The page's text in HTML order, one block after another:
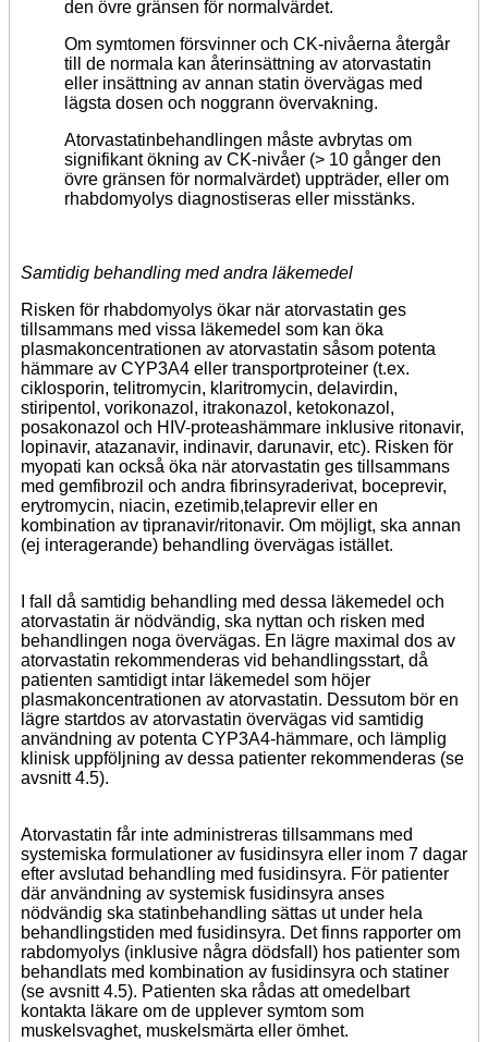
den övre gränsen för normalvärdet.
Om symtomen försvinner och CK-nivåerna återgår
till de normala kan återinsättning av atorvastatin
eller insättning av annan statin övervägas med
lägsta dosen och noggrann övervakning.
Atorvastatinbehandlingen måste avbrytas om
signifikant ökning av CK-nivåer (> 10 gånger den
övre gränsen för normalvärdet) uppträder, eller om
rhabdomyolys diagnostiseras eller misstänks.
Samtidig behandling med andra läkemedel
Risken för rhabdomyolys ökar när atorvastatin ges
tillsammans med vissa läkemedel som kan öka
plasmakoncentrationen av atorvastatin såsom potenta
hämmare av CYP3A4 eller transportproteiner (t.ex.
ciklosporin, telitromycin, klaritromycin, delavirdin,
stiripentol, vorikonazol, itrakonazol, ketokonazol,
posakonazol och HIV-proteashämmare inklusive ritonavir,
lopinavir, atazanavir, indinavir, darunavir, etc). Risken för
myopati kan också öka när atorvastatin ges tillsammans
med gemfibrozil och andra fibrinsyraderivat, boceprevir,
erytromycin, niacin, ezetimib,telaprevir eller en
kombination av tipranavir/ritonavir. Om möjligt, ska annan
(ej interagerande) behandling övervägas istället.
I fall då samtidig behandling med dessa läkemedel och
atorvastatin är nödvändig, ska nyttan och risken med
behandlingen noga övervägas. En lägre maximal dos av
atorvastatin rekommenderas vid behandlingsstart, då
patienten samtidigt intar läkemedel som höjer
plasmakoncentrationen av atorvastatin. Dessutom bör en
lägre startdos av atorvastatin övervägas vid samtidig
användning av potenta CYP3A4-hämmare, och lämplig
klinisk uppföljning av dessa patienter rekommenderas (se
avsnitt 4.5).
Atorvastatin får inte administreras tillsammans med
systemiska formulationer av fusidinsyra eller inom 7 dagar
efter avslutad behandling med fusidinsyra. För patienter
där användning av systemisk fusidinsyra anses
nödvändig ska statinbehandling sättas ut under hela
behandlingstiden med fusidinsyra. Det finns rapporter om
rabdomyolys (inklusive några dödsfall) hos patienter som
behandlats med kombination av fusidinsyra och statiner
(se avsnitt 4.5). Patienten ska rådas att omedelbart
kontakta läkare om de upplever symtom som
muskelsvaghet, muskelsmärta eller ömhet.